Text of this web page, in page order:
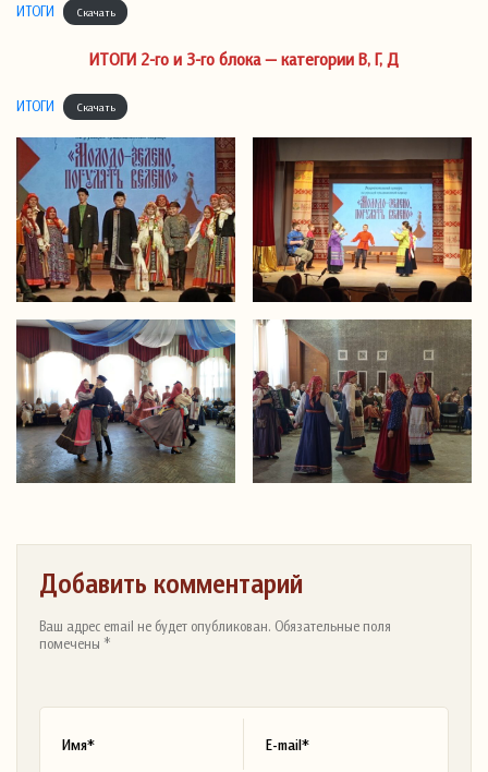
ИТОГИ Скачать
ИТОГИ 2-го и 3-го блока — категории В, Г, Д
ИТОГИ Скачать
Добавить комментарий
Ваш адрес email не будет опубликован. Обязательные поля
помечены *